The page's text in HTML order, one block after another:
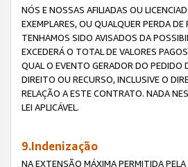
NÓS E NOSSAS AFILIADAS OU
EXEMPLARES, OU QUALQUER PERDA
TENHAMOS SIDO AVISADOS DA
EXCEDERÁ O TOTAL DE VALORES
QUAL O EVENTO GERADOR DO PEDIDO
DIREITO OU RECURSO, INCLUSIVE O
RELAÇÃO A ESTE CONTRATO. NADA
LEI APLICÁVEL.
9.Indenização
NA EXTENSÃO MÁXIMA PERMITIDA